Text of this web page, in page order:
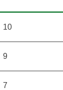
10
9
7